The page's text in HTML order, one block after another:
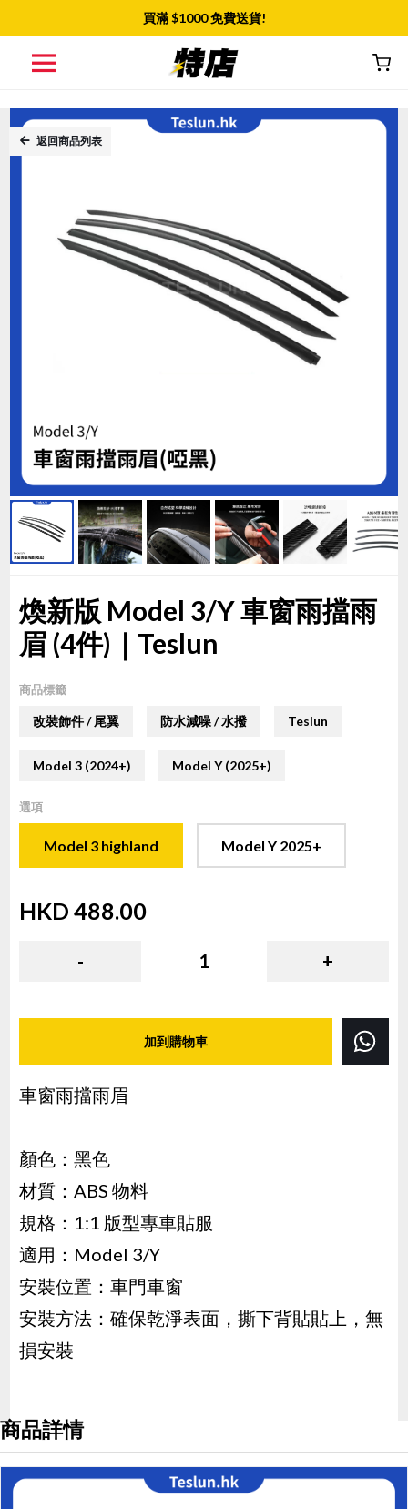
買滿 $1000免費送貨!
返回商品列表
煥新版 Model 3/Y 車窗雨擋雨
眉 (4件)｜Teslun
商品標籤
改裝飾件 / 尾翼 防水減噪 / 水撥 Teslun
Model 3 (2024+) Model Y (2025+)
選項
Model 3 highland Model Y 2025+
HKD488.00
- 1 +
加到購物車
車窗雨擋雨眉
顏色：黑色
材質：ABS 物料
規格：1:1 版型專車貼服
適用：Model 3/Y
安裝位置：車門車窗
安裝方法：確保乾淨表面，撕下背貼貼上，無
損安裝
商品詳情